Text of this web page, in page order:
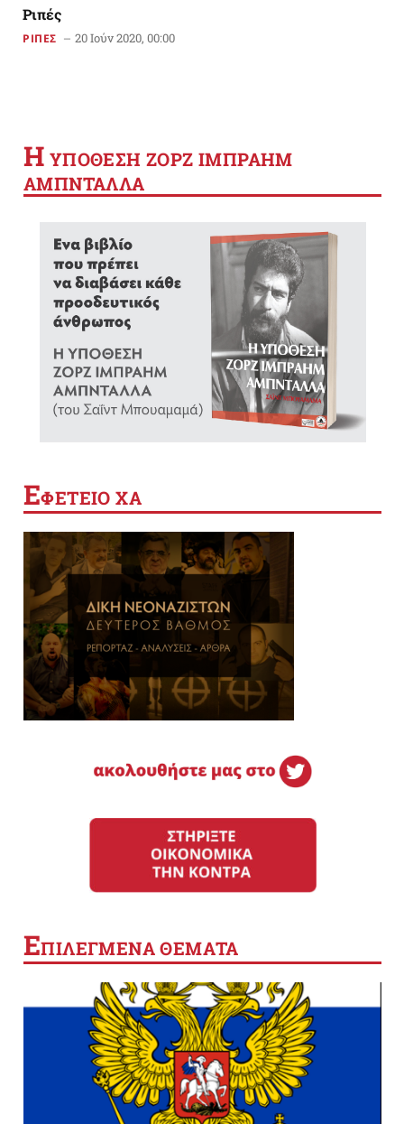
Ριπές
ΡΙΠΕΣ 20 Ιούν 2020, 00:00
Η YΠΟΘΕΣΗ ΖΟΡΖ ΙΜΠΡΑΗΜ
ΑΜΠΝΤΑΛΛΑ
ΕΦΕΤΕΙΟ ΧΑ
ΕΠΙΛΕΓΜΕΝΑ ΘΕΜΑΤΑ